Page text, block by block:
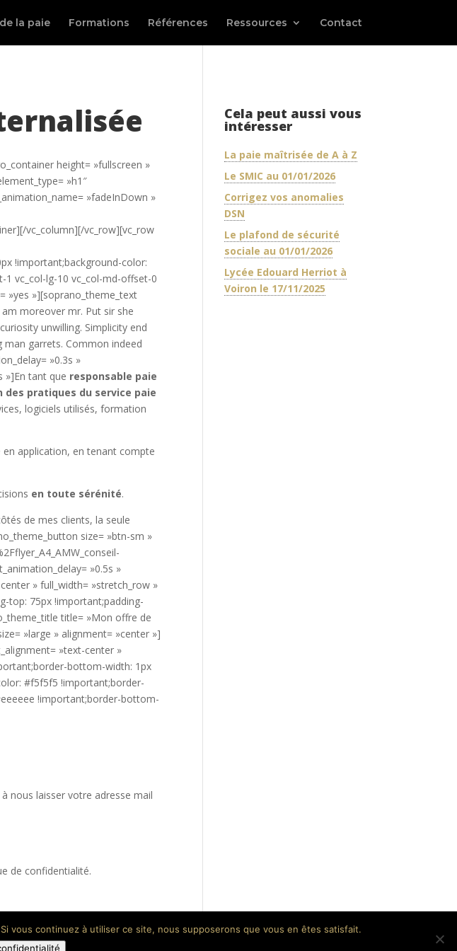
la paie Formations Références Ressources Contact
height= »fullscreen »
»h1″
»fadeInDown »
vc_column][/vc_row][vc_row
!important;background-color:
vc_col-lg-10 vc_col-md-offset-0
»yes »][soprano_theme_text
moreover mr. Put sir she
unwilling. Simplicity end
garrets. Common indeed
»0.3s »
»]En tant que responsable paie
pratiques du service paie
logiciels utilisés, formation
en application, en tenant compte
en toute sérénité.
de mes clients, la seule
size= »btn-sm »
»0.5s »
» full_width= »stretch_row »
top: 75px !important;padding-
title= »Mon offre de
»large » alignment= »center »]
»text-center »
bottom-width: 1px
#f5f5f5 !important;border-
!important;border-bottom-
nous laisser votre adresse mail
de confidentialité.
Cela peut aussi vous
intéresser
La paie maîtrisée de A à Z
Le SMIC au 01/01/2026
Corrigez vos anomalies
DSN
Le plafond de sécurité
sociale au 01/01/2026
Lycée Edouard Herriot à
Voiron le 17/11/2025
vous continuez à utiliser ce site, nous supposerons que vous en êtes satisfait.